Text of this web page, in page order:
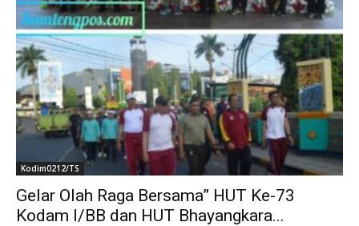
Kodim0212/TS
Gelar Olah Raga Bersama” HUT Ke-73
Kodam I/BB dan HUT Bhayangkara...